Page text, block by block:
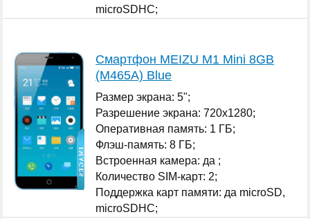
microSDHC;
Смартфон MEIZU M1 Mini 8GB
(M465A) Blue
Размер экрана: 5";
Разрешение экрана: 720x1280;
Оперативная память: 1 ГБ;
Флэш-память: 8 ГБ;
Встроенная камера: да ;
Количество SIM-карт: 2;
Поддержка карт памяти: да microSD,
microSDHC;